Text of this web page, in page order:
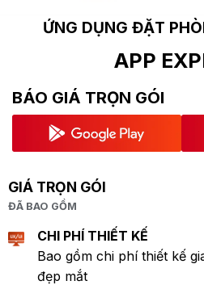
ỨNG DỤNG ĐẶT
APP
BÁO GIÁ TRỌN GÓI
GIÁ TRỌN GÓI
ĐÃ BAO GỒM
CHI PHÍ THIẾT KẾ
Bao gồm chi phí thiết kế
đẹp mắt